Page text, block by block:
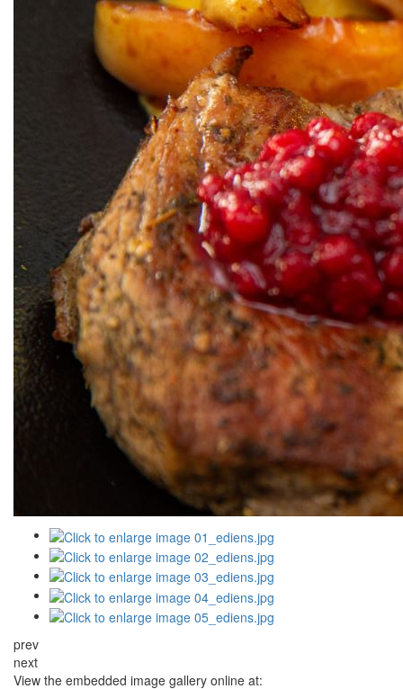
prev
next
View the embedded image gallery online at: